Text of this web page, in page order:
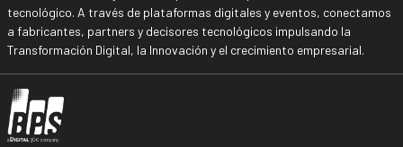
tecnológico. A través de plataformas digitales y eventos, conectamos
a fabricantes, partners y decisores tecnológicos impulsando la
Transformación Digital, la Innovación y el crecimiento empresarial.